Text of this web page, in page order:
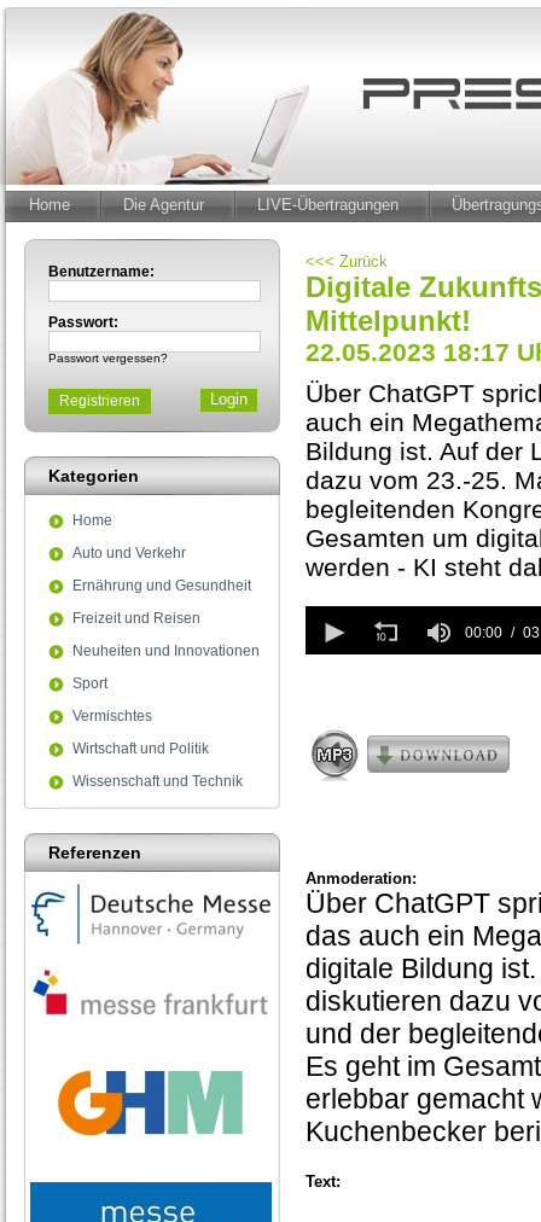
Home Die Agentur LIVE-Übertragungen
Benutzername:
Passwort:
Passwort vergessen?
Registrieren
Kategorien
Home
Auto und Verkehr
Ernährung und Gesundheit
Freizeit und Reisen
Neuheiten und Innovationen
Sport
Vermischtes
Wirtschaft und Politik
Wissenschaft und Technik
Referenzen
<<< Zurück
Digitale
Mittelpunkt!
22.05.2023 18:17
Über ChatGPT
auch ein
Bildung ist. Auf der
dazu vom 23.-25.
begleitenden
Gesamten um
werden - KI steht
seconds
of
seconds
00:00
Anmoderation:
Über ChatGPT
das auch ein
digitale Bildung
diskutieren dazu
und der
Es geht im
erlebbar gemacht
Kuchenbecker
Text: